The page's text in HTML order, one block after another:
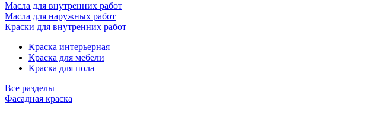
Масла для внутренних работ
Масла для наружных работ
Краски для внутренних работ
Краска интерьерная
Краска для мебели
Краска для пола
Все разделы
Фасадная краска